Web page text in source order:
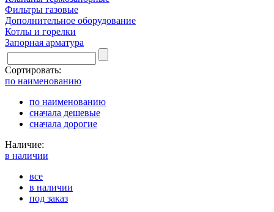
Фильтры газовые
Дополнительное оборудование
Котлы и горелки
Запорная арматура
Сортировать:
по наименованию
по наименованию
сначала дешевые
сначала дорогие
Наличие:
в наличии
все
в наличии
под заказ